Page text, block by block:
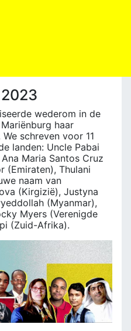
wederom in de
haar
schreven voor 11
landen: Uncle Pabai
Maria Santos Cruz
(Emiraten), Thulani
naam van
(Kirgizië), Justyna
(Myanmar),
Myers (Verenigde
(Zuid-Afrika).